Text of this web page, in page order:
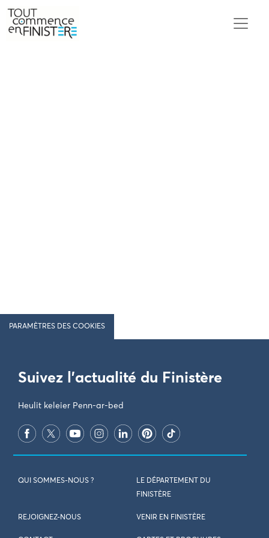
Plastic Odyssey à
Concarneau
PARAMÈTRES DES COOKIES
Suivez l'actualité du Finistère
Heulit keleier Penn-ar-bed
QUI SOMMES-NOUS ?
LE DÉPARTEMENT DU
FINISTÈRE
REJOIGNEZ-NOUS VENIR EN FINISTÈRE